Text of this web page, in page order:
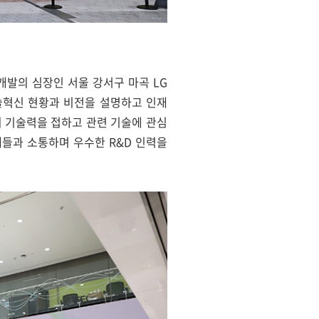
의 심장인 서울 강서구 마곡 LG
신 현황과 비전을 설명하고 인재
술력을 접하고 관련 기술에 관심
과 소통하며 우수한 R&D 인력을